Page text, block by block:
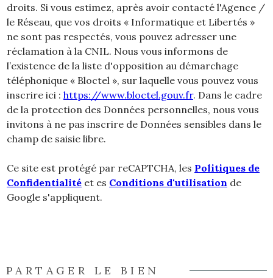
droits. Si vous estimez, après avoir contacté l'Agence /
le Réseau, que vos droits « Informatique et Libertés »
ne sont pas respectés, vous pouvez adresser une
réclamation à la CNIL. Nous vous informons de
l’existence de la liste d'opposition au démarchage
téléphonique « Bloctel », sur laquelle vous pouvez vous
inscrire ici : https://www.bloctel.gouv.fr. Dans le cadre
de la protection des Données personnelles, nous vous
invitons à ne pas inscrire de Données sensibles dans le
champ de saisie libre.
Ce site est protégé par reCAPTCHA, les Politiques de
Confidentialité et es Conditions d'utilisation de
Google s'appliquent.
PARTAGER LE BIEN